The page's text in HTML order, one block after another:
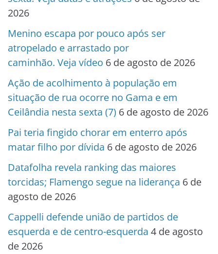
2026
Menino escapa por pouco após ser
atropelado e arrastado por
caminhão. Veja vídeo 6 de agosto de 2026
Ação de acolhimento à população em
situação de rua ocorre no Gama e em
Ceilândia nesta sexta (7) 6 de agosto de 2026
Pai teria fingido chorar em enterro após
matar filho por dívida 6 de agosto de 2026
Datafolha revela ranking das maiores
torcidas; Flamengo segue na liderança 6 de
agosto de 2026
Cappelli defende união de partidos de
esquerda e de centro-esquerda 4 de agosto
de 2026